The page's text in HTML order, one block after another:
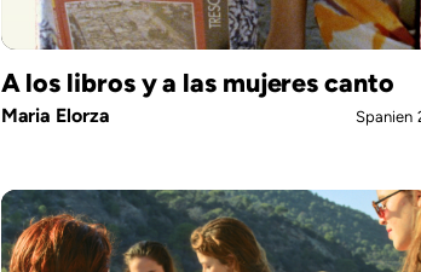
A los libros y a las mujeres canto
Maria Elorza Spanien